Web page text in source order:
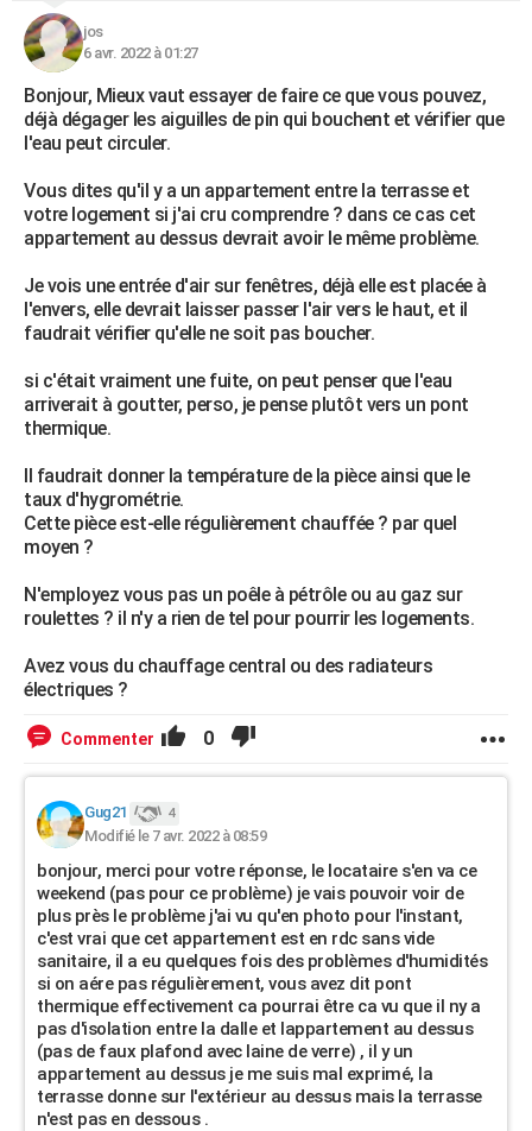
jos
6 avr. 2022 à 01:27
Bonjour, Mieux vaut essayer de faire ce que vous pouvez,
déjà dégager les aiguilles de pin qui bouchent et vérifier que
l'eau peut circuler.
Vous dites qu'il y a un appartement entre la terrasse et
votre logement si j'ai cru comprendre ? dans ce cas cet
appartement au dessus devrait avoir le même problème.
Je vois une entrée d'air sur fenêtres, déjà elle est placée à
l'envers, elle devrait laisser passer l'air vers le haut, et il
faudrait vérifier qu'elle ne soit pas boucher.
si c'était vraiment une fuite, on peut penser que l'eau
arriverait à goutter, perso, je pense plutôt vers un pont
thermique.
Il faudrait donner la température de la pièce ainsi que le
taux d'hygrométrie.
Cette pièce est-elle régulièrement chauffée ? par quel
moyen ?
N'employez vous pas un poêle à pétrôle ou au gaz sur
roulettes ? il n'y a rien de tel pour pourrir les logements.
Avez vous du chauffage central ou des radiateurs
électriques ?
Commenter 0
Gug21 4
Modifié le 7 avr. 2022 à 08:59
bonjour, merci pour votre réponse, le locataire s'en va ce
weekend (pas pour ce problème) je vais pouvoir voir de
plus près le problème j'ai vu qu'en photo pour l'instant,
c'est vrai que cet appartement est en rdc sans vide
sanitaire, il a eu quelques fois des problèmes d'humidités
si on aére pas régulièrement, vous avez dit pont
thermique effectivement ca pourrai être ca vu que il ny a
pas d'isolation entre la dalle et lappartement au dessus
(pas de faux plafond avec laine de verre) , il y un
appartement au dessus je me suis mal exprimé, la
terrasse donne sur l'extérieur au dessus mais la terrasse
n'est pas en dessous .